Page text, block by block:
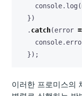
console. log (
})
. catch(error
console.
});
이러한 프로미스의